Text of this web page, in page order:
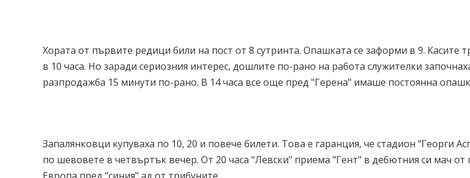
Хората от първите редици били на пост от 8 сутринта. Опашката се заформи в 9. Касите
в 10 часа. Но заради сериозния интерес, дошлите по-рано на работа служителки
разпродажба 15 минути по-рано. В 14 часа все още пред "Герена" имаше постоянна
Запалянковци купуваха по 10, 20 и повече билети. Това е гаранция, че стадион "Георги
по шевовете в четвъртък вечер. От 20 часа "Левски" приема "Гент" в дебютния си мач от